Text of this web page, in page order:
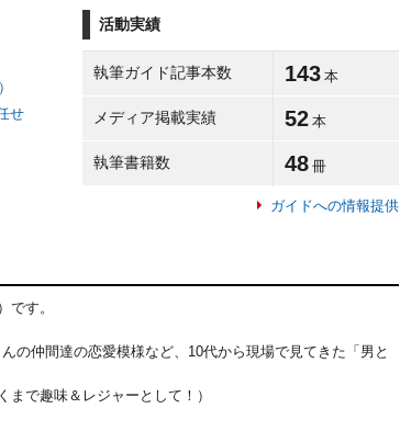
せ
活動実績
執筆ガイド記事本数 143 本
メディア掲載実績 52 本
執筆書籍数 48 冊
ガイドへの情報提供
です。
の仲間達の恋愛模様など、10代から現場で見てきた「男と
まで趣味＆レジャーとして！）